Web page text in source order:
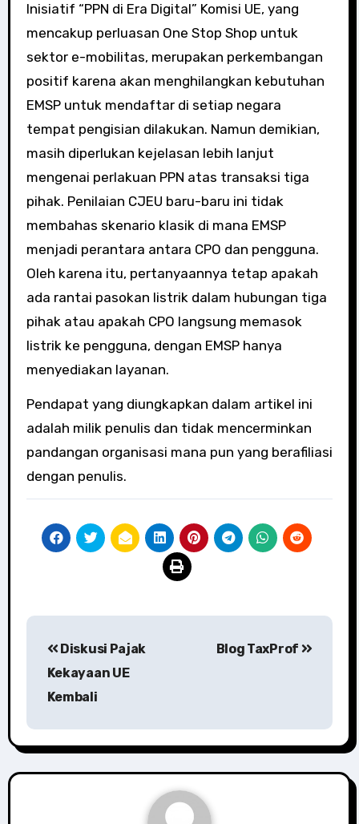
Inisiatif “PPN di Era Digital” Komisi UE, yang
mencakup perluasan One Stop Shop untuk
sektor e-mobilitas, merupakan perkembangan
positif karena akan menghilangkan kebutuhan
EMSP untuk mendaftar di setiap negara
tempat pengisian dilakukan. Namun demikian,
masih diperlukan kejelasan lebih lanjut
mengenai perlakuan PPN atas transaksi tiga
pihak. Penilaian CJEU baru-baru ini tidak
membahas skenario klasik di mana EMSP
menjadi perantara antara CPO dan pengguna.
Oleh karena itu, pertanyaannya tetap apakah
ada rantai pasokan listrik dalam hubungan tiga
pihak atau apakah CPO langsung memasok
listrik ke pengguna, dengan EMSP hanya
menyediakan layanan.
Pendapat yang diungkapkan dalam artikel ini
adalah milik penulis dan tidak mencerminkan
pandangan organisasi mana pun yang berafiliasi
dengan penulis.
navigation
Diskusi Pajak
Kekayaan UE
Kembali
Blog TaxProf